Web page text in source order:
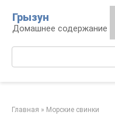
контенту
Грызун
Домашнее содержание
Главная » Морские свинки